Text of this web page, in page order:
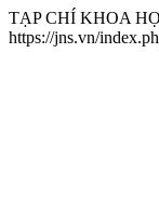
TẠP CHÍ KHOA
https://jns.vn/